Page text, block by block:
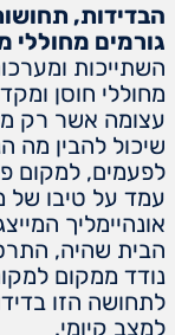
הבדידות,
גורמים
השתייכות
מחוללי חוסן
עצומה אשר רק
שיכול להבין מה
לפעמים, למקום
עמד על טיבו
אונהיימליך
הבית שהיה,
נודד ממקום
לתחושה הזו
למצב קיומי.